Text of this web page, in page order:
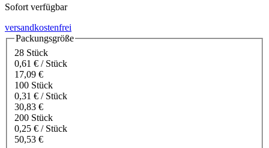
Sofort verfügbar
versandkostenfrei
Packungsgröße
28 Stück
0,61 € / Stück
17,09 €
100 Stück
0,31 € / Stück
30,83 €
200 Stück
0,25 € / Stück
50,53 €